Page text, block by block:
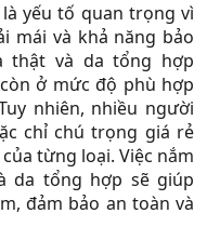
yếu tố quan trọng vì
mái và khả năng bảo
thật và da tổng hợp
ở mức độ phù hợp
nhiên, nhiều người
chỉ chú trọng giá rẻ
từng loại. Việc nắm
da tổng hợp sẽ giúp
đảm bảo an toàn và